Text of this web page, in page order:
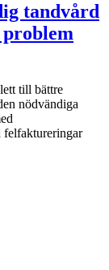
tandvård
till bättre
nödvändiga
felfaktureringar